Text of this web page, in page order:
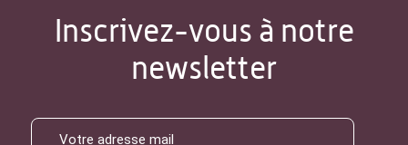
Inscrivez-vous à notre
newsletter